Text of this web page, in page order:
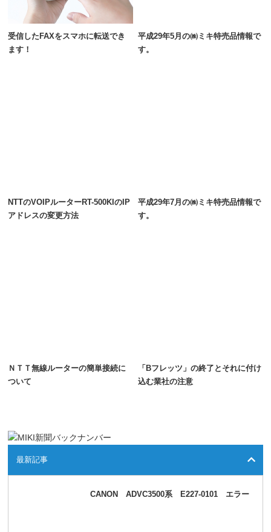
受信したFAXをスマホに転送でき
ます！
平成29年5月の㈱ミキ特売品情報で
す。
NTTのVOIPルーターRT-500KIのIP
アドレスの変更方法
平成29年7月の㈱ミキ特売品情報で
す。
ＮＴＴ無線ルーターの簡単接続に
ついて
「Bフレッツ」の終了とそれに付け
込む業社の注意
最新記事
CANON ADVC3500系 E227-0101 エラー